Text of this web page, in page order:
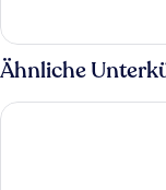
1 King-
Bett
Ähnliche
Hampton Inn &